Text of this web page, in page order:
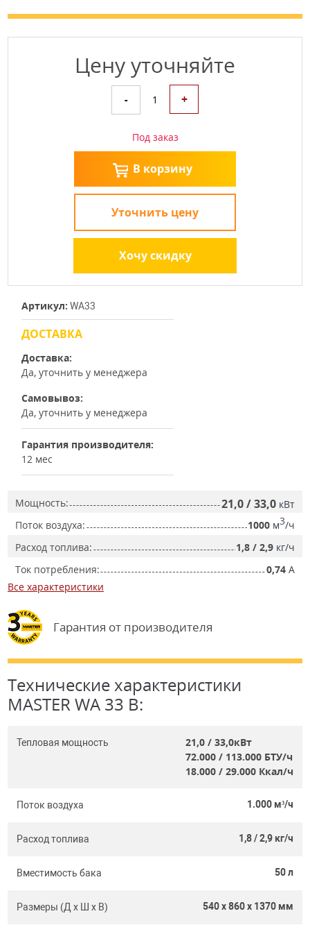
Цену уточняйте
- 1 +
Под заказ
В корзину
Уточнить цену
Хочу скидку
Артикул: WA33
ДОСТАВКА
Доставка:
Да, уточнить у менеджера
Самовывоз:
Да, уточнить у менеджера
Гарантия производителя:
12 мес
Мощность: 21,0 / 33,0 кВт
Поток воздуха:
1000 м3/ч
Расход топлива:
1,8 / 2,9 кг/ч
Ток потребления:
0,74 А
Все характеристики
Гарантия от производителя
Технические характеристики
MASTER WA 33 B:
Тепловая мощность 21,0 / 33,0кВт
72.000 / 113.000 БTУ/ч
18.000 / 29.000 Ккал/ч
Поток воздуха 1.000 м³/ч
Расход топлива 1,8 / 2,9 кг/ч
Вместимость бака 50 л
Размеры (Д х Ш х В) 540 x 860 x 1370 мм